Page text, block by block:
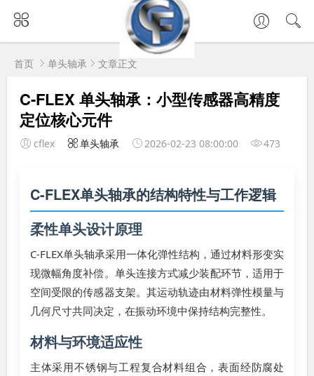
首页 单头轴承 文章正文
C-FLEX 单头轴承：小型传感器高精度
定位核心元件
cflex 单头轴承 2026-02-23 08:00:00 473
C-FLEX单头轴承的结构特性与工作逻辑
柔性单头设计原理
C-FLEX单头轴承采用一体化弹性结构，通过材料形变实
现微幅角度补偿。单头连接方式减少装配环节，适用于
空间受限的传感器支架。其运动轨迹由材料弹性模量与
几何尺寸共同决定，在振动环境中保持结构完整性。
材料与环境适应性
主体采用不锈钢与工程复合材料组合，表面经防腐处